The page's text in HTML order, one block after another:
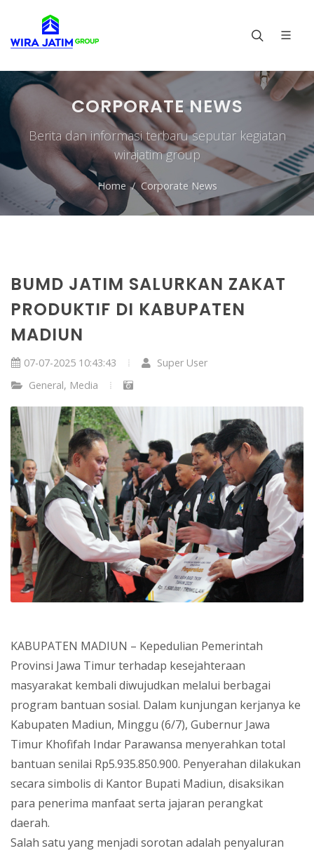
CORPORATE NEWS
Berita dan informasi terbaru seputar kegiatan
wirajatim group
Home Corporate News
BUMD JATIM SALURKAN ZAKAT
PRODUKTIF DI KABUPATEN
MADIUN
07-07-2025 10:43:43
Super User
General, Media
KABUPATEN MADIUN – Kepedulian Pemerintah
Provinsi Jawa Timur terhadap kesejahteraan
masyarakat kembali diwujudkan melalui berbagai
program bantuan sosial. Dalam kunjungan kerjanya ke
Kabupaten Madiun, Minggu (6/7), Gubernur Jawa
Timur Khofifah Indar Parawansa menyerahkan total
bantuan senilai Rp5.935.850.900. Penyerahan dilakukan
secara simbolis di Kantor Bupati Madiun, disaksikan
para penerima manfaat serta jajaran perangkat
daerah.
Salah satu yang menjadi sorotan adalah penyaluran